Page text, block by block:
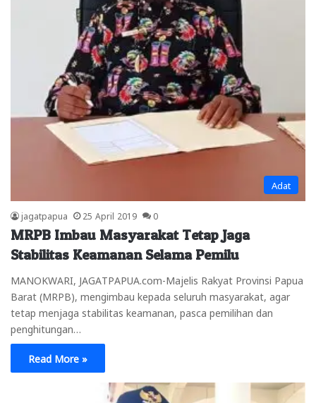
Adat
jagatpapua 25 April 2019 0
MRPB Imbau Masyarakat Tetap Jaga
Stabilitas Keamanan Selama Pemilu
MANOKWARI, JAGATPAPUA.com-Majelis Rakyat Provinsi Papua
Barat (MRPB), mengimbau kepada seluruh masyarakat, agar
tetap menjaga stabilitas keamanan, pasca pemilihan dan
penghitungan…
Read More »